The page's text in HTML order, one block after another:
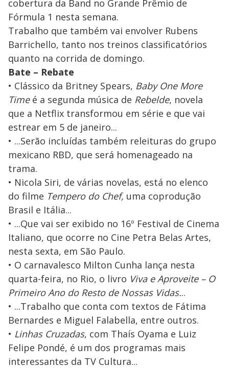
cobertura da Band no Grande Prêmio de
Fórmula 1 nesta semana.
Trabalho que também vai envolver Rubens
Barrichello, tanto nos treinos classificatórios
quanto na corrida de domingo.
Bate – Rebate
• Clássico da Britney Spears, Baby One More
Timeé a segunda música de Rebelde, novela
que a Netflix transformou em série e que vai
estrear em 5 de janeiro...
• ...Serão incluídas também releituras do grupo
mexicano RBD, que será homenageado na
trama.
• Nicola Siri, de várias novelas, está no elenco
do filme Tempero do Chef, uma coprodução
Brasil e Itália...
• ...Que vai ser exibido no 16º Festival de Cinema
Italiano, que ocorre no Cine Petra Belas Artes,
nesta sexta, em São Paulo.
• O carnavalesco Milton Cunha lança nesta
quarta-feira, no Rio, o livro Viva e Aproveite – O
Primeiro Ano do Resto de Nossas Vidas...
• ...Trabalho que conta com textos de Fátima
Bernardes e Miguel Falabella, entre outros.
• Linhas Cruzadas, com Thaís Oyama e Luiz
Felipe Pondé, é um dos programas mais
interessantes da TV Cultura...